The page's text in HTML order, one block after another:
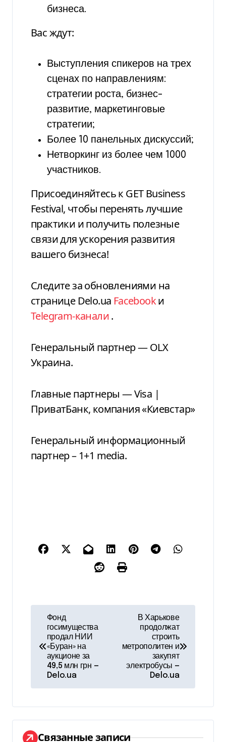
бизнеса.
Вас ждут:
Выступления спикеров на трех
сценах по направлениям:
стратегии роста, бизнес-
развитие, маркетинговые
стратегии;
Более 10 панельных дискуссий;
Нетворкинг из более чем 1000
участников.
Присоединяйтесь к GET Business
Festival, чтобы перенять лучшие
практики и получить полезные
связи для ускорения развития
вашего бизнеса!
Следите за обновлениями на
странице Delo.ua Facebookи
Telegram-канали.
Генеральный партнер — OLX
Украина.
Главные партнеры — Visa |
ПриватБанк, компания «Киевстар»
Генеральный информационный
партнер – 1+1 media.
а
Фонд
госимущества
продал НИИ
«Буран» на
аукционе за
49,5 млн грн —
Delo.ua
В Харькове
продолжат
строить
метрополитен и
закупят
электробусы —
Delo.ua
Связанные записи